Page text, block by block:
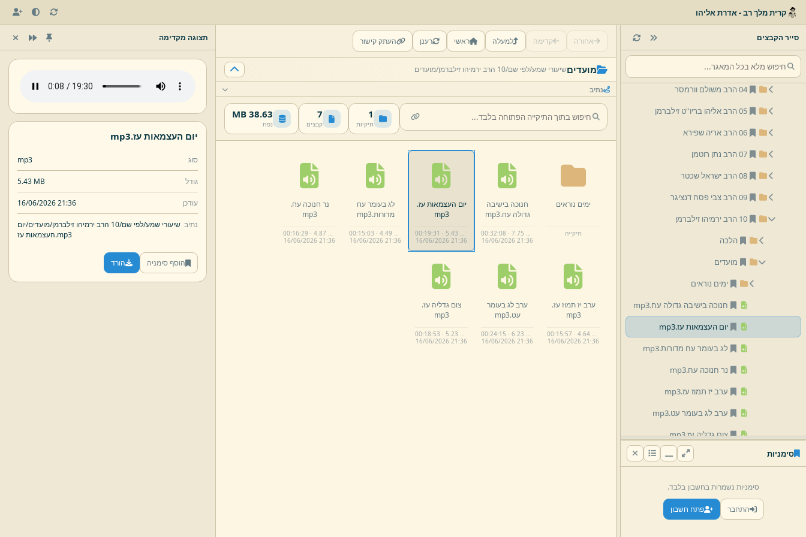
קרית מלך רב - אדרת אליהו
סייר הקבצים
01 הרב יצחק שלמה זילברמן
03 הרב יום טוב זילברמן
04 הרב משולם וורמסר
05 הרב אליהו בריו''ט זילברמן
06 הרב אריה שפירא
07 הרב נתן רוטמן
08 הרב ישראל שכטר
09 הרב צבי פסח דנציגר
10 הרב ירמיהו זילברמן
הלכה
מועדים
ימים נוראים
חנוכה בישיבה גדולה עח.mp3
יום העצמאות עז.mp3
לג בעומר עח מדורות.mp3
נר חנוכה עח.mp3
ערב יז תמוז עז.mp3
ערב לג בעומר עט.mp3
צום גדליה עז.mp3
mp3
חי אדר עז.mp3
סימניות
סימניות נשמרות בחשבון בלבד.
התחבר פתח חשבון
אחורה קדימה למעלה ראשי רענן העתק קישור
מועדיםשיעורי שמע/לפי שם/10 הרב ירמיהו זילברמן/ מועדים
נתיב
1
תיקיות
7
קבצים
38.63 MB
נפח
ימים נוראים
תיקייה
חנוכה בישיבה
גדולה עח.mp3
00:32:08 · 7.75 MB
16/06/2026 21:36
יום העצמאות עז.
mp3
00:19:31 · 5.43 MB
16/06/2026 21:36
לג בעומר עח
מדורות.mp3
00:15:03 · 4.49 MB
16/06/2026 21:36
נר חנוכה עח.
mp3
00:16:29 · 4.87 MB
16/06/2026 21:36
ערב יז תמוז עז.
mp3
00:15:57 · 4.64 MB
16/06/2026 21:36
ערב לג בעומר
עט.mp3
00:24:15 · 6.23 MB
16/06/2026 21:36
צום גדליה עז.
mp3
00:18:53 · 5.23 MB
16/06/2026 21:36
תצוגה מקדימה
יום העצמאות עז.mp3
סוג mp3
גודל 5.43 MB
עודכן 16/06/2026 21:36
נתיב שיעורי שמע/לפי שם/10 הרב ירמיהו זילברמן/ מועדים/יום
העצמאות עז.mp3
הוסף סימניה הורד